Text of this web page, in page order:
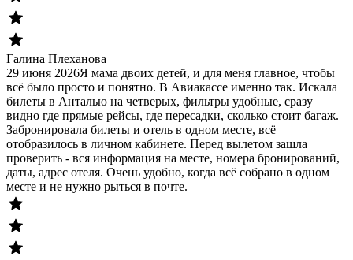
Галина Плеханова
29 июня 2026Я мама двоих детей, и для меня главное, чтобы
всё было просто и понятно. В Авиакассе именно так. Искала
билеты в Анталью на четверых, фильтры удобные, сразу
видно где прямые рейсы, где пересадки, сколько стоит багаж.
Забронировала билеты и отель в одном месте, всё
отобразилось в личном кабинете. Перед вылетом зашла
проверить - вся информация на месте, номера бронирований,
даты, адрес отеля. Очень удобно, когда всё собрано в одном
месте и не нужно рыться в почте.